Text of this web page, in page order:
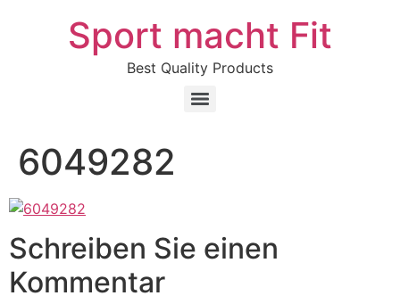
Sport macht Fit
Best Quality Products
6049282
Schreiben Sie einen
Kommentar